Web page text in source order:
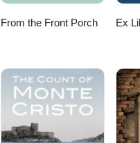
From the Front Porch Ex